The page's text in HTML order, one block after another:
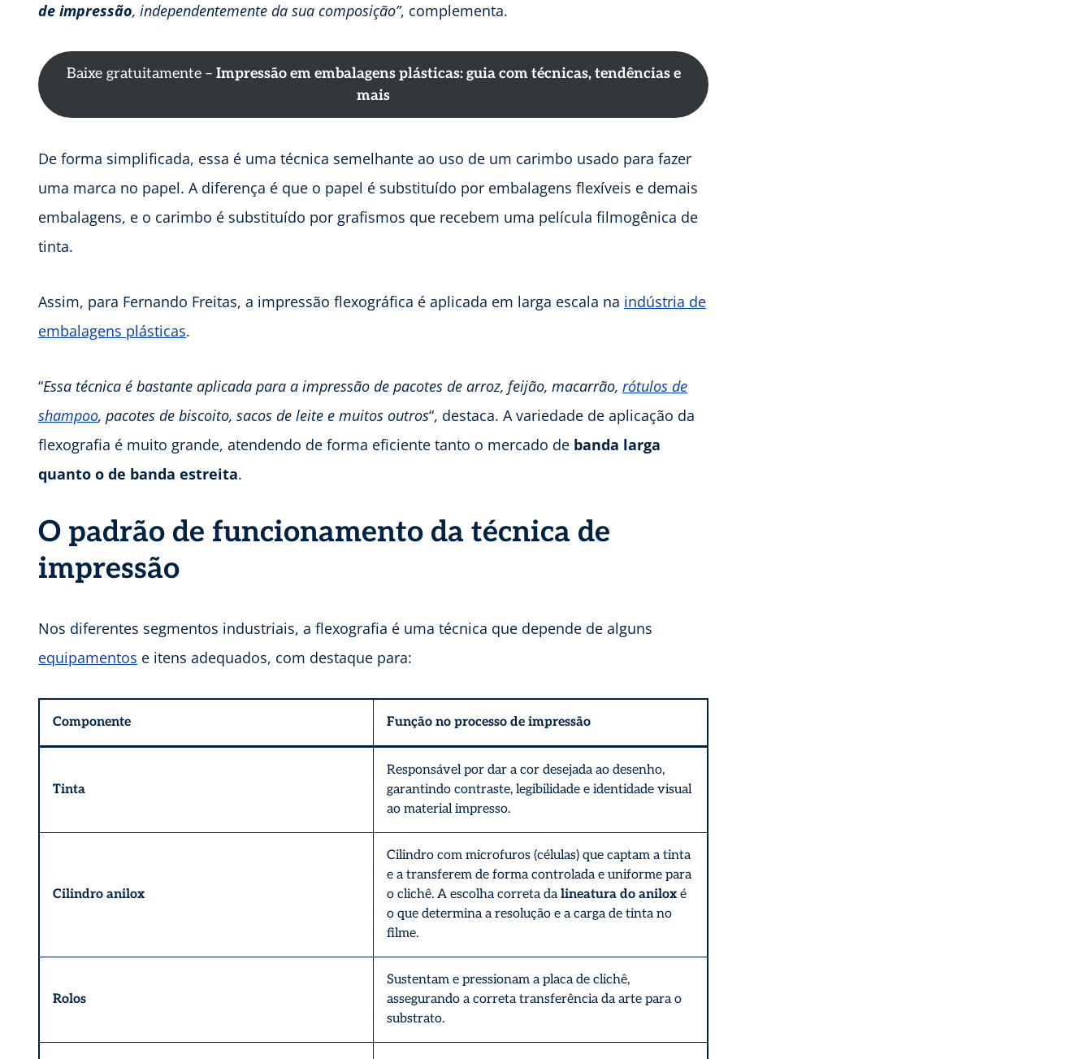
de impressão, independentemente da sua composição”, complementa.
Baixe gratuitamente – Impressão em embalagens plásticas: guia com técnicas, tendências e
mais
De forma simplificada, essa é uma técnica semelhante ao uso de um carimbo usado para fazer
uma marca no papel. A diferença é que o papel é substituído por embalagens flexíveis e demais
embalagens, e o carimbo é substituído por grafismos que recebem uma película filmogênica de
tinta.
Assim, para Fernando Freitas, a impressão flexográfica é aplicada em larga escala na indústria de
embalagens plásticas.
“Essa técnica é bastante aplicada para a impressão de pacotes de arroz, feijão, macarrão, rótulos de
shampoo, pacotes de biscoito, sacos de leite e muitos outros“, destaca. A variedade de aplicação da
flexografia é muito grande, atendendo de forma eficiente tanto o mercado de banda larga
quanto o de banda estreita.
O padrão de funcionamento da técnica de
impressão
Nos diferentes segmentos industriais, a flexografia é uma técnica que depende de alguns
equipamentos e itens adequados, com destaque para:
Componente Função no processo de impressão
Tinta
Responsável por dar a cor desejada ao desenho,
garantindo contraste, legibilidade e identidade visual
ao material impresso.
Cilindro anilox
Cilindro com microfuros (células) que captam a tinta
e a transferem de forma controlada e uniforme para
o clichê. A escolha correta da lineatura do anilox é
o que determina a resolução e a carga de tinta no
filme.
Rolos
Sustentam e pressionam a placa de clichê,
assegurando a correta transferência da arte para o
substrato.